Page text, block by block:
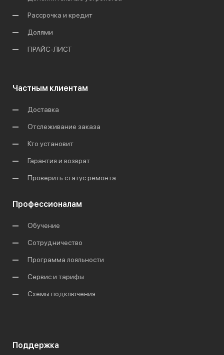
Рассрочка и кредит
Долями
ПРАЙС-ЛИСТ
Частным клиентам
Доставка
Отслеживание заказа
Кто установит
Гарантия и возврат
Проверить статус ремонта
Профессионалам
Обучение
Сотрудничество
Программа лояльности
Сервис и тарифы
Схемы подключения
Поддержка